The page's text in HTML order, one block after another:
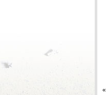
«